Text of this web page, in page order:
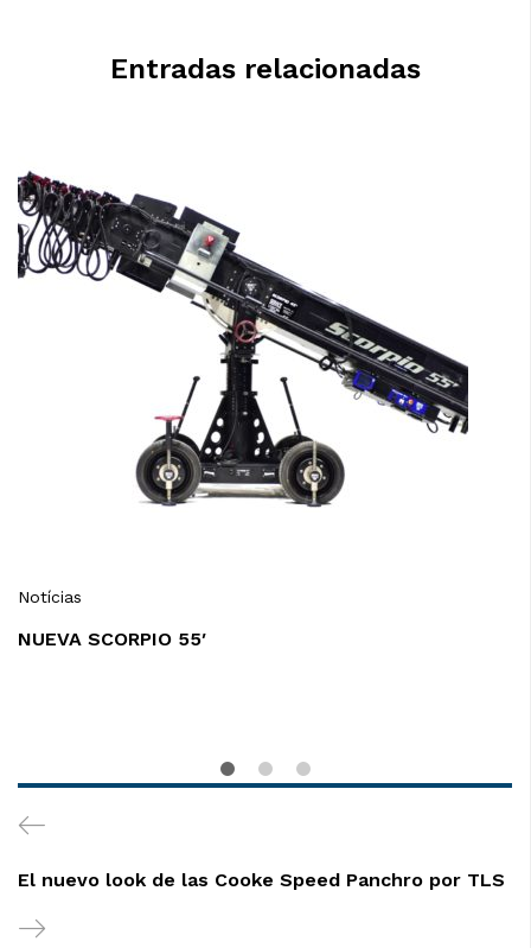
Entradas relacionadas
Notícias
NUEVA SCORPIO 55′
Navegación
de
entradas
Previous
Post
El nuevo look de las Cooke Speed Panchro por TLS
Next